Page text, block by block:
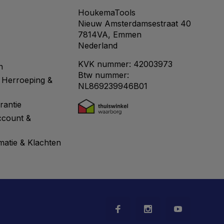
&
&
& Klachten
HoukemaTools
Nieuw Amsterdamsestraat 40
7814VA, Emmen
Nederland
KVK nummer: 42003973
Btw nummer:
NL869239946B01